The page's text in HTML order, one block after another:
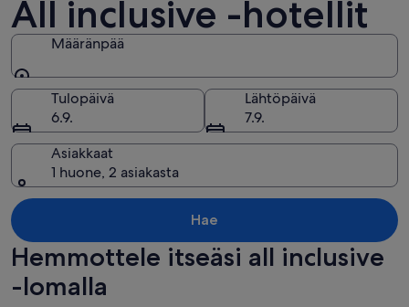
All inclusive -hotellit
Määränpää
Määränpää
Tulopäivä
6.9.
Lähtöpäivä
7.9.
Asiakkaat
1 huone, 2 asiakasta
Hae
Hemmottele itseäsi all inclusive
-lomalla